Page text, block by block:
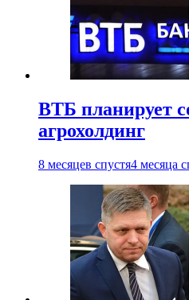
ВТБ планирует
агрохолдинг
8 месяцев спустя4 месяца